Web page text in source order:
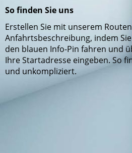
So finden Sie uns
Erstellen Sie mit unserem
Anfahrtsbeschreibung, indem
den blauen Info-Pin fahren und
Ihre Startadresse eingeben. So
und unkompliziert.